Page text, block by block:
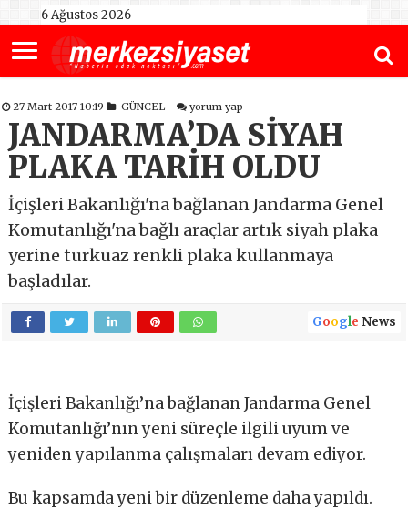
6 Ağustos 2026
27 Mart 2017 10:19 GÜNCEL yorum yap
JANDARMA’DA SİYAH
PLAKA TARİH OLDU
İçişleri Bakanlığı'na bağlanan Jandarma Genel
Komutanlığı'na bağlı araçlar artık siyah plaka
yerine turkuaz renkli plaka kullanmaya
başladılar.
Google News
İçişleri Bakanlığı’na bağlanan Jandarma Genel
Komutanlığı’nın yeni süreçle ilgili uyum ve
yeniden yapılanma çalışmaları devam ediyor.
Bu kapsamda yeni bir düzenleme daha yapıldı.